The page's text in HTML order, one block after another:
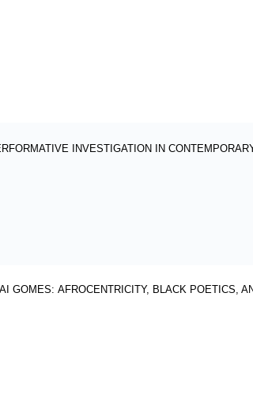
INVESTIGATION IN
GOMES: AFROCENTRICITY, BLACK POETICS,